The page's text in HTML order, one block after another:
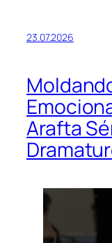
23.07.2026
Arafta